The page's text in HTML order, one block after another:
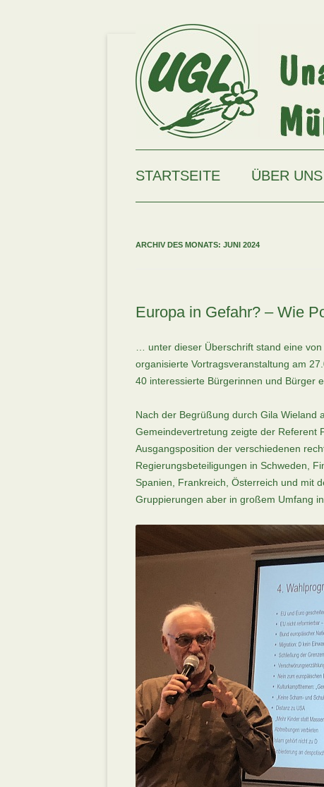
Zum
Inhalt
springen
UGL
Unabhängige Grüne Liste Münchhausen
STARTSEITE ÜBER
ARCHIV DES MONATS: JUNI 2024
Europa in Gefahr? – Wie
… unter dieser Überschrift stand eine
organisierte Vortragsveranstaltung am
40 interessierte Bürgerinnen und Bürger
Nach der Begrüßung durch Gila Wieland
Gemeindevertretung zeigte der Referent
Ausgangsposition der verschiedenen
Regierungsbeteiligungen in Schweden,
Spanien, Frankreich, Österreich und mit
Gruppierungen aber in großem Umfang